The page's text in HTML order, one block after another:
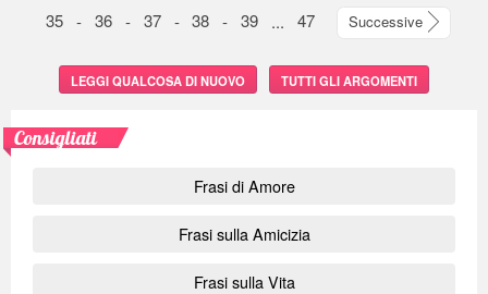
35 - 36 - 37 - 38 - 39 ... 47 Successive
LEGGI QUALCOSA DI NUOVO TUTTI GLI ARGOMENTI
Consigliati
Frasi di Amore
Frasi sulla Amicizia
Frasi sulla Vita